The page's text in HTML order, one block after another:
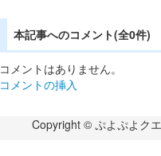
本記事へのコメント(全0件)
コメントはありません。
コメントの挿入
Copyright © ぷよぷよク